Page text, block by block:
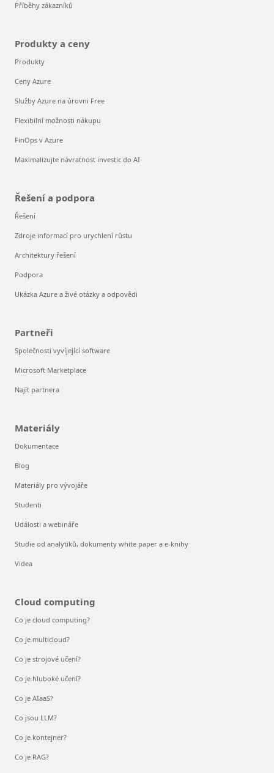
Příběhy zákazníků
Produkty a ceny
Produkty
Ceny Azure
Služby Azure na úrovni Free
Flexibilní možnosti nákupu
FinOps v Azure
Maximalizujte návratnost investic do AI
Řešení a podpora
Řešení
Zdroje informací pro urychlení růstu
Architektury řešení
Podpora
Ukázka Azure a živé otázky a odpovědi
Partneři
Společnosti vyvíjející software
Microsoft Marketplace
Najít partnera
Materiály
Dokumentace
Blog
Materiály pro vývojáře
Studenti
Události a webináře
Studie od analytiků, dokumenty white paper a e-knihy
Videa
Cloud computing
Co je cloud computing?
Co je multicloud?
Co je strojové učení?
Co je hluboké učení?
Co je AIaaS?
Co jsou LLM?
Co je kontejner?
Co je RAG?